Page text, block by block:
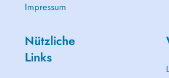
Impressum
Nützliche
Links